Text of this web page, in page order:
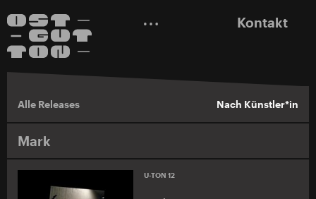
Kontakt
Alle Releases Nach Künstler*in
Mark
U-TON 12